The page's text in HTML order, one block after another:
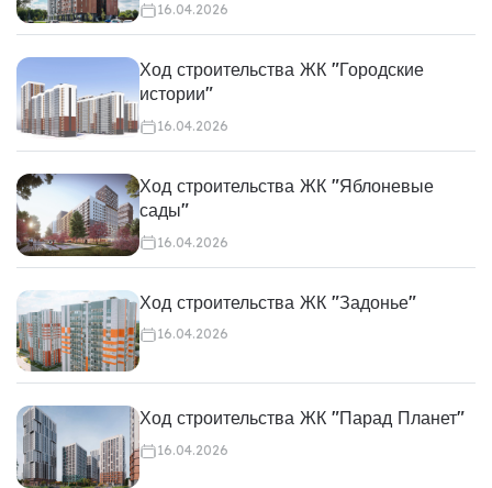
16.04.2026
Ход строительства ЖК "Городские
истории"
16.04.2026
Ход строительства ЖК "Яблоневые
сады"
16.04.2026
Ход строительства ЖК "Задонье"
16.04.2026
Ход строительства ЖК "Парад Планет"
16.04.2026